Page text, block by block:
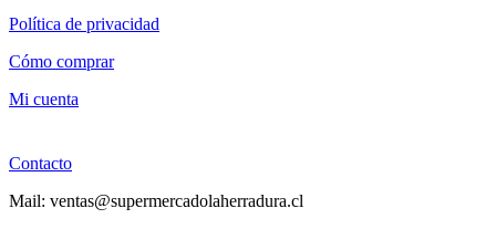
Política de privacidad
Cómo comprar
Mi cuenta
Contacto
Mail: ventas@supermercadolaherradura.cl